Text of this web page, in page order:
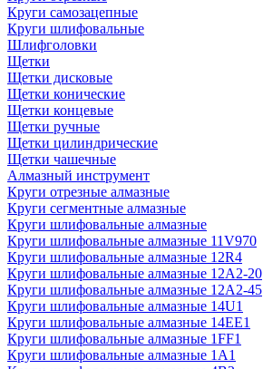
Круги самозацепные
Круги шлифовальные
Шлифголовки
Щетки
Щетки дисковые
Щетки конические
Щетки концевые
Щетки ручные
Щетки цилиндрические
Щетки чашечные
Алмазный инструмент
Круги отрезные алмазные
Круги сегментные алмазные
Круги шлифовальные алмазные
Круги шлифовальные алмазные 11V970
Круги шлифовальные алмазные 12R4
Круги шлифовальные алмазные 12А2-20
Круги шлифовальные алмазные 12А2-45
Круги шлифовальные алмазные 14U1
Круги шлифовальные алмазные 14ЕЕ1
Круги шлифовальные алмазные 1FF1
Круги шлифовальные алмазные 1А1